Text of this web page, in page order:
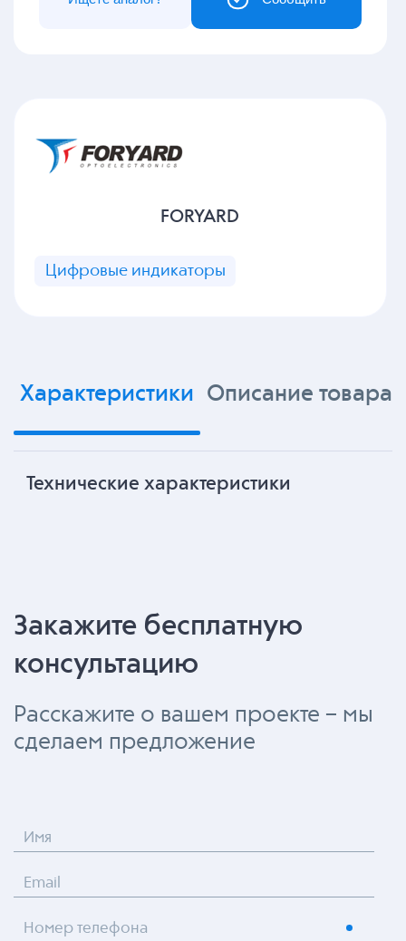
FORYARD
Цифровые индикаторы
Характеристики Описание товара
Технические характеристики
Закажите бесплатную
консультацию
Расскажите о вашем проекте – мы
сделаем предложение
Имя
Email
Номер телефона